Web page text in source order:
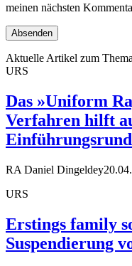
meinen nächsten
Aktuelle Artikel zum
URS
Das »Uniform
Verfahren hilft
RA Daniel Dingeldey
URS
Erstings family
Suspendierung